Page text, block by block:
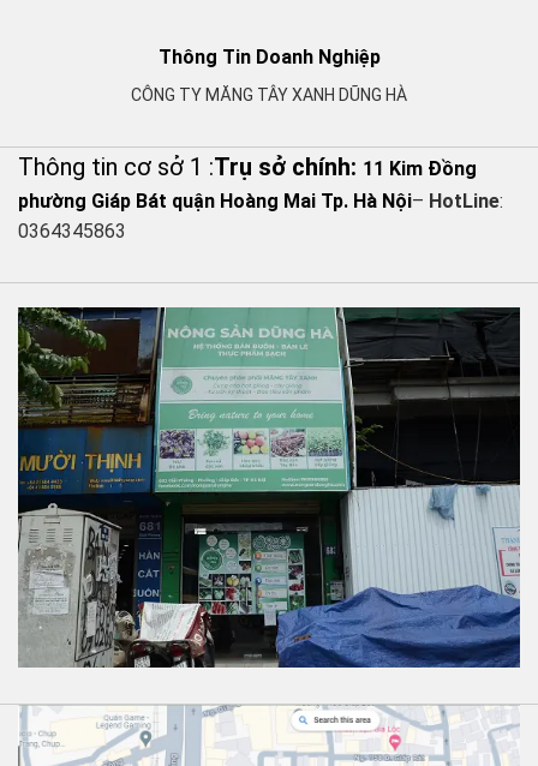
Thông Tin Doanh Nghiệp
CÔNG TY MĂNG TÂY XANH DŨNG HÀ
Thông tin cơ sở 1 :Trụ sở chính: 11 Kim Đồng
phường Giáp Bát quận Hoàng Mai Tp. Hà Nội– HotLine:
0364345863